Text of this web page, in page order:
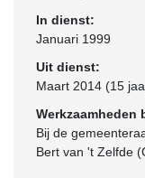
In dienst:
Januari 1999
Uit dienst:
Maart 2014 (15
Werkzaamheden
Bij de
Bert van 't Zelfde